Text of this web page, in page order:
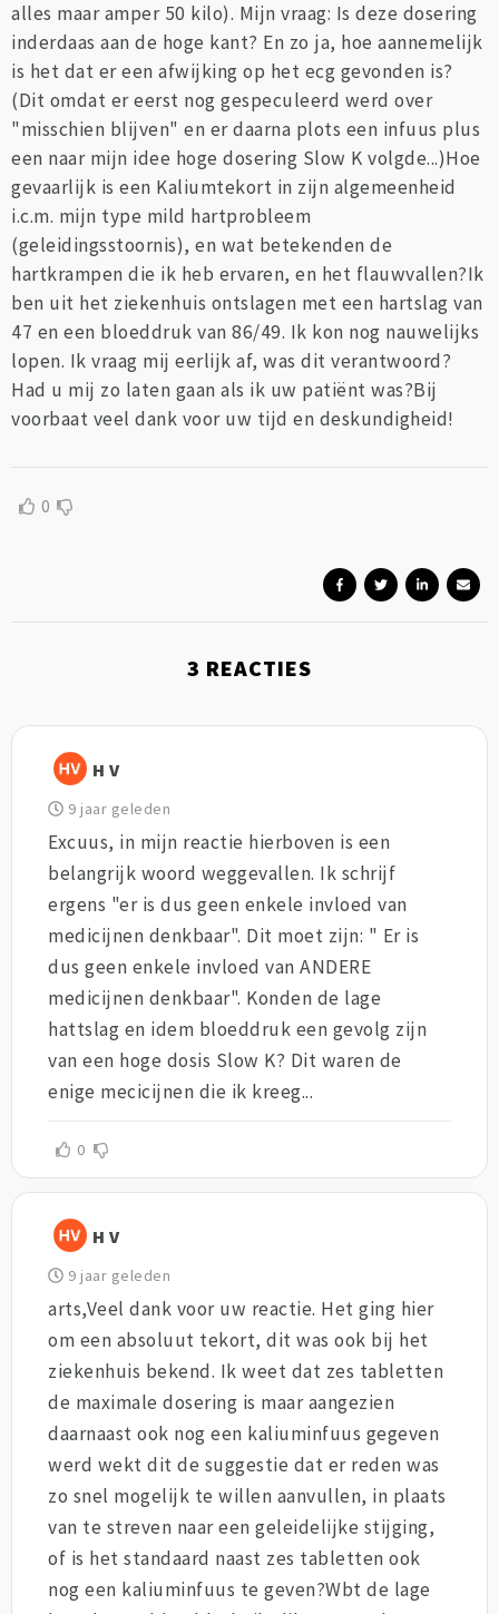
alles maar amper 50 kilo). Mijn vraag: Is deze dosering
inderdaas aan de hoge kant? En zo ja, hoe aannemelijk
is het dat er een afwijking op het ecg gevonden is?
(Dit omdat er eerst nog gespeculeerd werd over
"misschien blijven" en er daarna plots een infuus plus
een naar mijn idee hoge dosering Slow K volgde...)Hoe
gevaarlijk is een Kaliumtekort in zijn algemeenheid
i.c.m. mijn type mild hartprobleem
(geleidingsstoornis), en wat betekenden de
hartkrampen die ik heb ervaren, en het flauwvallen?Ik
ben uit het ziekenhuis ontslagen met een hartslag van
47 en een bloeddruk van 86/49. Ik kon nog nauwelijks
lopen. Ik vraag mij eerlijk af, was dit verantwoord?
Had u mij zo laten gaan als ik uw patiënt was?Bij
voorbaat veel dank voor uw tijd en deskundigheid!
0
3 REACTIES
H V
9 jaar geleden
Excuus, in mijn reactie hierboven is een
belangrijk woord weggevallen. Ik schrijf
ergens "er is dus geen enkele invloed van
medicijnen denkbaar". Dit moet zijn: " Er is
dus geen enkele invloed van ANDERE
medicijnen denkbaar". Konden de lage
hattslag en idem bloeddruk een gevolg zijn
van een hoge dosis Slow K? Dit waren de
enige mecicijnen die ik kreeg...
0
H V
9 jaar geleden
arts,Veel dank voor uw reactie. Het ging hier
om een absoluut tekort, dit was ook bij het
ziekenhuis bekend. Ik weet dat zes tabletten
de maximale dosering is maar aangezien
daarnaast ook nog een kaliuminfuus gegeven
werd wekt dit de suggestie dat er reden was
zo snel mogelijk te willen aanvullen, in plaats
van te streven naar een geleidelijke stijging,
of is het standaard naast zes tabletten ook
nog een kaliuminfuus te geven?Wbt de lage